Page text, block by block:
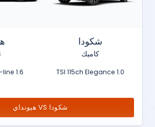
شكودا
كاميك
1.0 TSI 115ch Elegance
1.6 CRDi 134 AT N-line
شكودا VS هيونداي